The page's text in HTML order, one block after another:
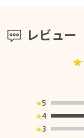
レビュー
★5
★4
★3